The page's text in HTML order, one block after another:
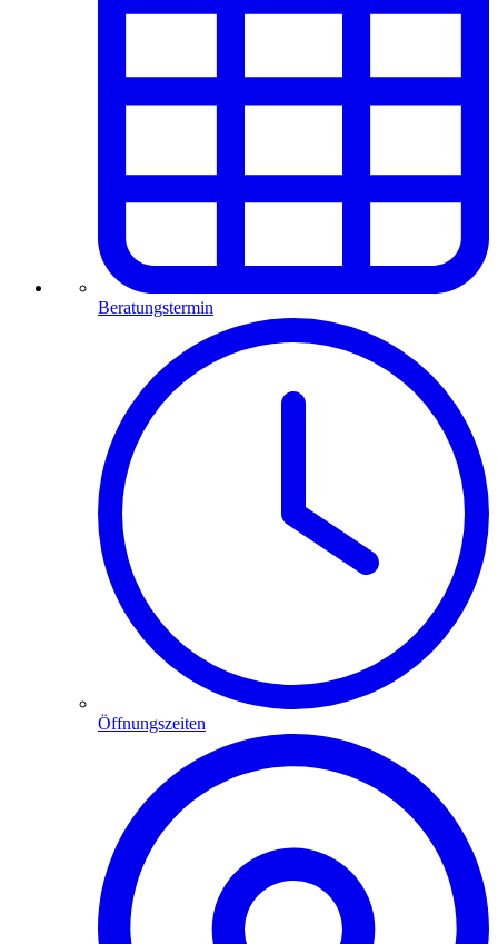
Beratungstermin
Öffnungszeiten